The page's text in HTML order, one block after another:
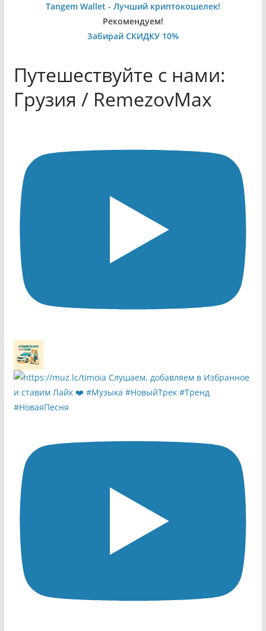
Tangem Wallet - Лучший криптокошелек!
Рекомендуем!
Забирай СКИДКУ 10%
Путешествуйте с нами:
Грузия / RemezovMax